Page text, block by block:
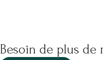
Besoin de plus de